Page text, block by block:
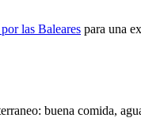
las Baleares para una
buena comida,